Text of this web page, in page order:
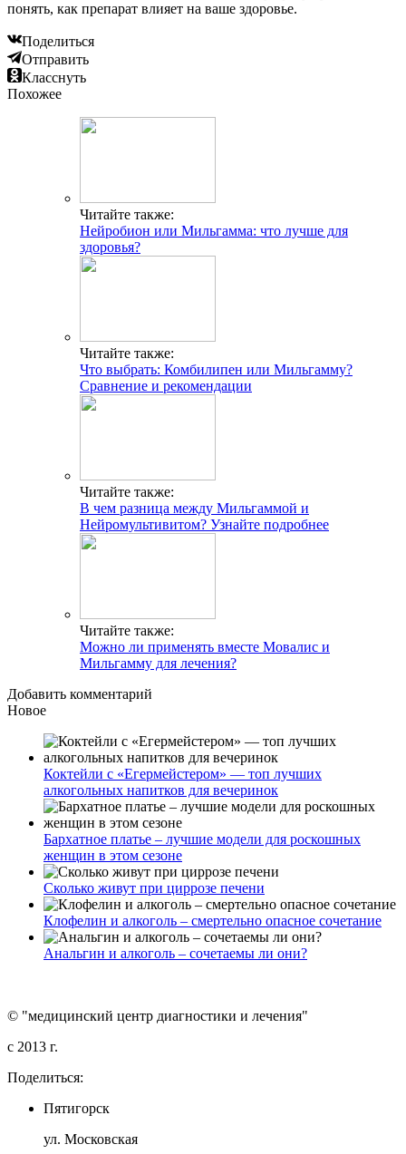
понять, как препарат влияет на ваше здоровье.
Поделиться
Отправить
Класснуть
Похожее
Читайте также:
Нейробион или Мильгамма: что лучше для
здоровья?
Читайте также:
Что выбрать: Комбилипен или Мильгамму?
Сравнение и рекомендации
Читайте также:
В чем разница между Мильгаммой и
Нейромультивитом? Узнайте подробнее
Читайте также:
Можно ли применять вместе Мовалис и
Мильгамму для лечения?
Добавить комментарий
Новое
Коктейли с «Егермейстером» — топ лучших
алкогольных напитков для вечеринок
Бархатное платье – лучшие модели для роскошных
женщин в этом сезоне
Сколько живут при циррозе печени
Клофелин и алкоголь – смертельно опасное сочетание
Анальгин и алкоголь – сочетаемы ли они?
© "медицинский центр диагностики и лечения"
c 2013 г.
Поделиться:
Пятигорск
ул. Московская